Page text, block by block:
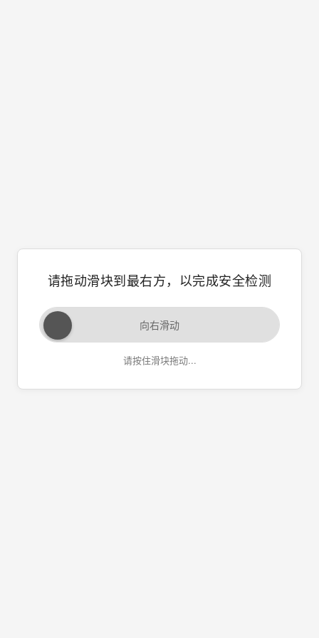
请拖动滑块到最右方，以完成安全检测
向右滑动
请按住滑块拖动...